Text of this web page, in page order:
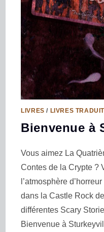
LIVRES / LIVRES
Bienvenue à
Vous aimez La
Contes de la Crypte ?
l’atmosphère
dans la Castle Rock
différentes Scary
Bienvenue à